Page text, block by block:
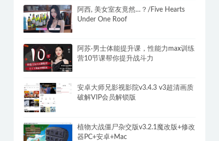
阿西, 美女室友竟然…？/Five Hearts
Under One Roof
阿苏·男士体能提升课，性能力max训练
营10节课帮你提升战斗力
安卓大师兄影视影院v3.4.3 v3超清画质
破解VIP会员解锁版
植物大战僵尸杂交版v3.2.1魔改版+修改
器PC+安卓+Mac